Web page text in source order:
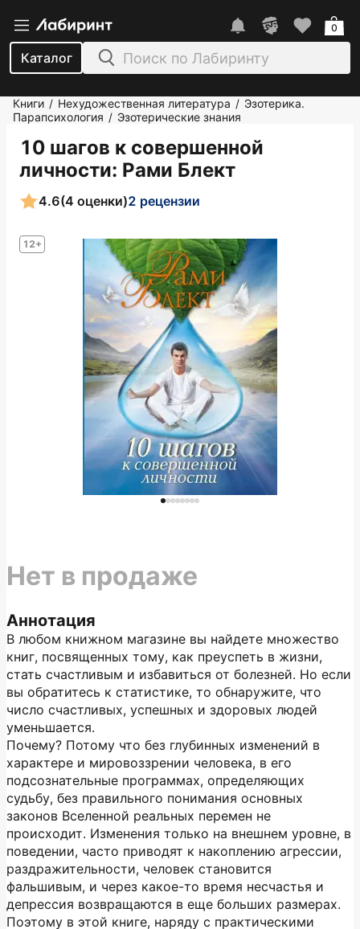
Каталог
0
Книги / Нехудожественная литература / Эзотерика.
Парапсихология / Эзотерические знания
10 шагов к совершенной
личности: Рами Блект
12+
4.6(4 оценки)2 рецензии
Аннотация
В любом книжном магазине вы найдете множество
книг, посвященных тому, как преуспеть в жизни,
стать счастливым и избавиться от болезней. Но если
вы обратитесь к статистике, то обнаружите, что
число счастливых, успешных и здоровых людей
уменьшается.
Почему? Потому что без глубинных изменений в
характере и мировоззрении человека, в его
подсознательные программах, определяющих
судьбу, без правильного понимания основных
законов Вселенной реальных перемен не
происходит. Изменения только на внешнем уровне, в
поведении, часто приводят к накоплению агрессии,
раздражительности, человек становится
фальшивым, и через какое-то время несчастья и
депрессия возвращаются в еще больших размерах.
Поэтому в этой книге, наряду с практическими
Нет в продаже